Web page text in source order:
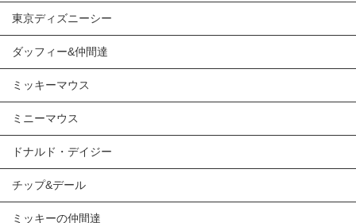
東京ディズニーシー
ダッフィー&仲間達
ミッキーマウス
ミニーマウス
ドナルド・デイジー
チップ&デール
ミッキーの仲間達